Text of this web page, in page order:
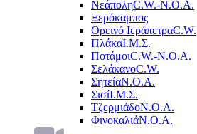
ΝεάποληC.W.-Ν.Ο.Α.
Ξερόκαμπος
Ορεινό ΙεράπετραC.W.
ΠλάκαΙ.Μ.Σ.
ΠοτάμοιC.W.-Ν.Ο.Α.
ΣελάκανοC.W.
ΣητείαΝ.Ο.Α.
ΣισίΙ.Μ.Σ.
ΤζερμιάδοΝ.Ο.Α.
ΦινοκαλιάΝ.Ο.Α.